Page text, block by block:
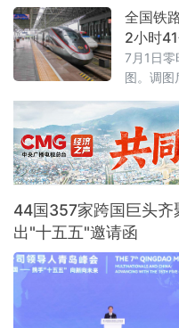
誉印章
2025年
网络阵地
者。活动
宁省总工
仪式上，
全国铁
2小时
7月1日
图。调图
列，较现
务品质和
44国357家跨国巨头齐
出"十五五"邀请函